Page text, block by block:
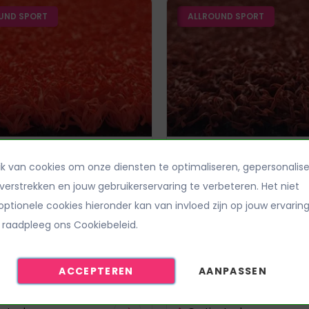
van cookies om onze diensten te optimaliseren,
en jouw gebruikerservaring te verbeteren. Het niet
cookies hieronder kan van invloed zijn op jouw
ons Cookiebeleid.
ACCEPTEREN AANPASSEN
SPORT
€ 34,95 per m²
12 mm
ALLROUND SPORT
Terracotta
€ 39,95 € 34,95 per m²
Echtheid